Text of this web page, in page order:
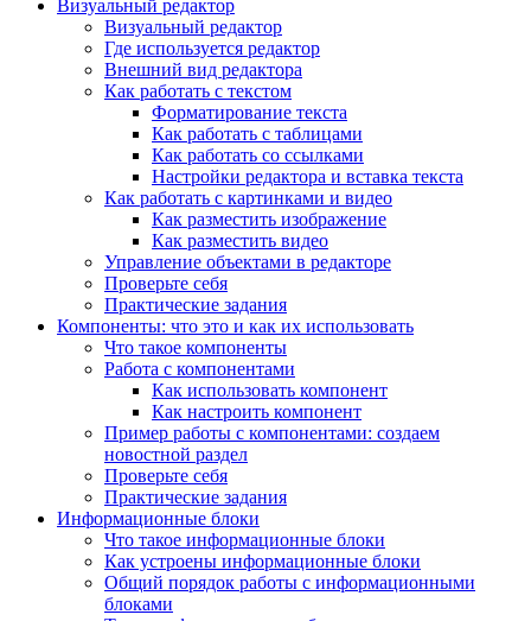
Визуальный редактор
Визуальный редактор
Где используется редактор
Внешний вид редактора
Как работать с текстом
Форматирование текста
Как работать с таблицами
Как работать со ссылками
Настройки редактора и вставка текста
Как работать с картинками и видео
Как разместить изображение
Как разместить видео
Управление объектами в редакторе
Проверьте себя
Практические задания
Компоненты: что это и как их использовать
Что такое компоненты
Работа с компонентами
Как использовать компонент
Как настроить компонент
Пример работы с компонентами: создаем
новостной раздел
Проверьте себя
Практические задания
Информационные блоки
Что такое информационные блоки
Как устроены информационные блоки
Общий порядок работы с информационными
блоками